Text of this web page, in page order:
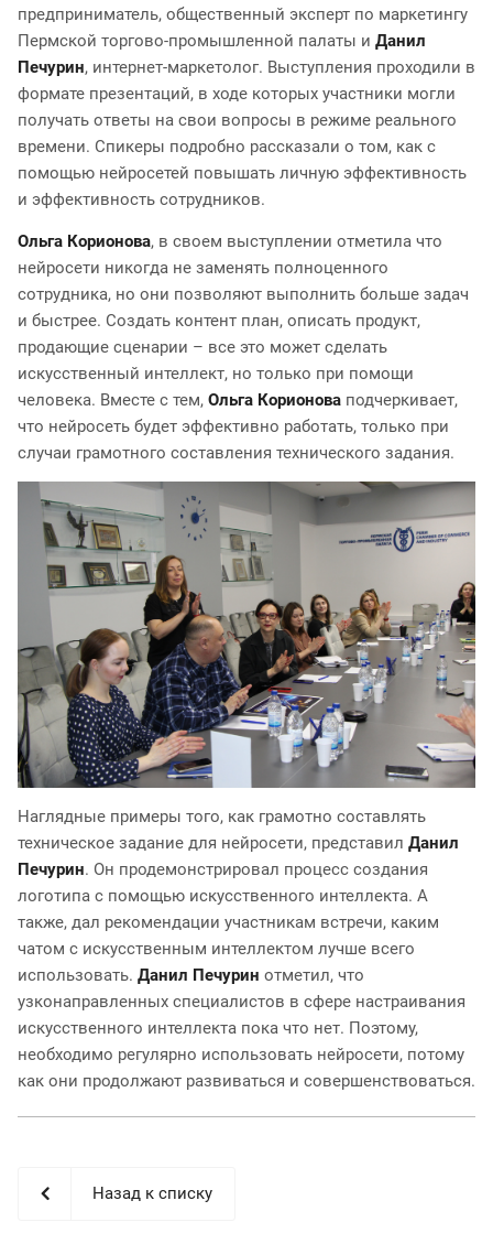
предприниматель, общественный эксперт по маркетингу
Пермской торгово-промышленной палаты и Данил
Печурин, интернет-маркетолог. Выступления проходили в
формате презентаций, в ходе которых участники могли
получать ответы на свои вопросы в режиме реального
времени. Спикеры подробно рассказали о том, как с
помощью нейросетей повышать личную эффективность
и эффективность сотрудников.
Ольга Корионова, в своем выступлении отметила что
нейросети никогда не заменять полноценного
сотрудника, но они позволяют выполнить больше задач
и быстрее. Создать контент план, описать продукт,
продающие сценарии – все это может сделать
искусственный интеллект, но только при помощи
человека. Вместе с тем, Ольга Корионова подчеркивает,
что нейросеть будет эффективно работать, только при
случаи грамотного составления технического задания.
Наглядные примеры того, как грамотно составлять
техническое задание для нейросети, представил Данил
Печурин. Он продемонстрировал процесс создания
логотипа с помощью искусственного интеллекта. А
также, дал рекомендации участникам встречи, каким
чатом с искусственным интеллектом лучше всего
использовать. Данил Печурин отметил, что
узконаправленных специалистов в сфере настраивания
искусственного интеллекта пока что нет. Поэтому,
необходимо регулярно использовать нейросети, потому
как они продолжают развиваться и совершенствоваться.
Назад к списку